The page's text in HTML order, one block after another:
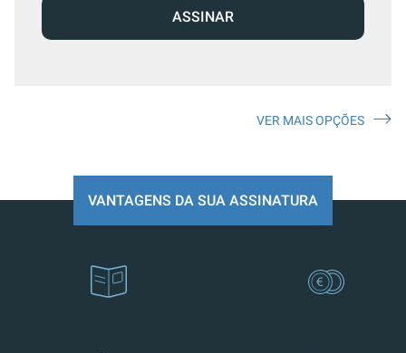
ASSINAR
VER MAIS OPÇÕES
VANTAGENS DA SUA ASSINATURA